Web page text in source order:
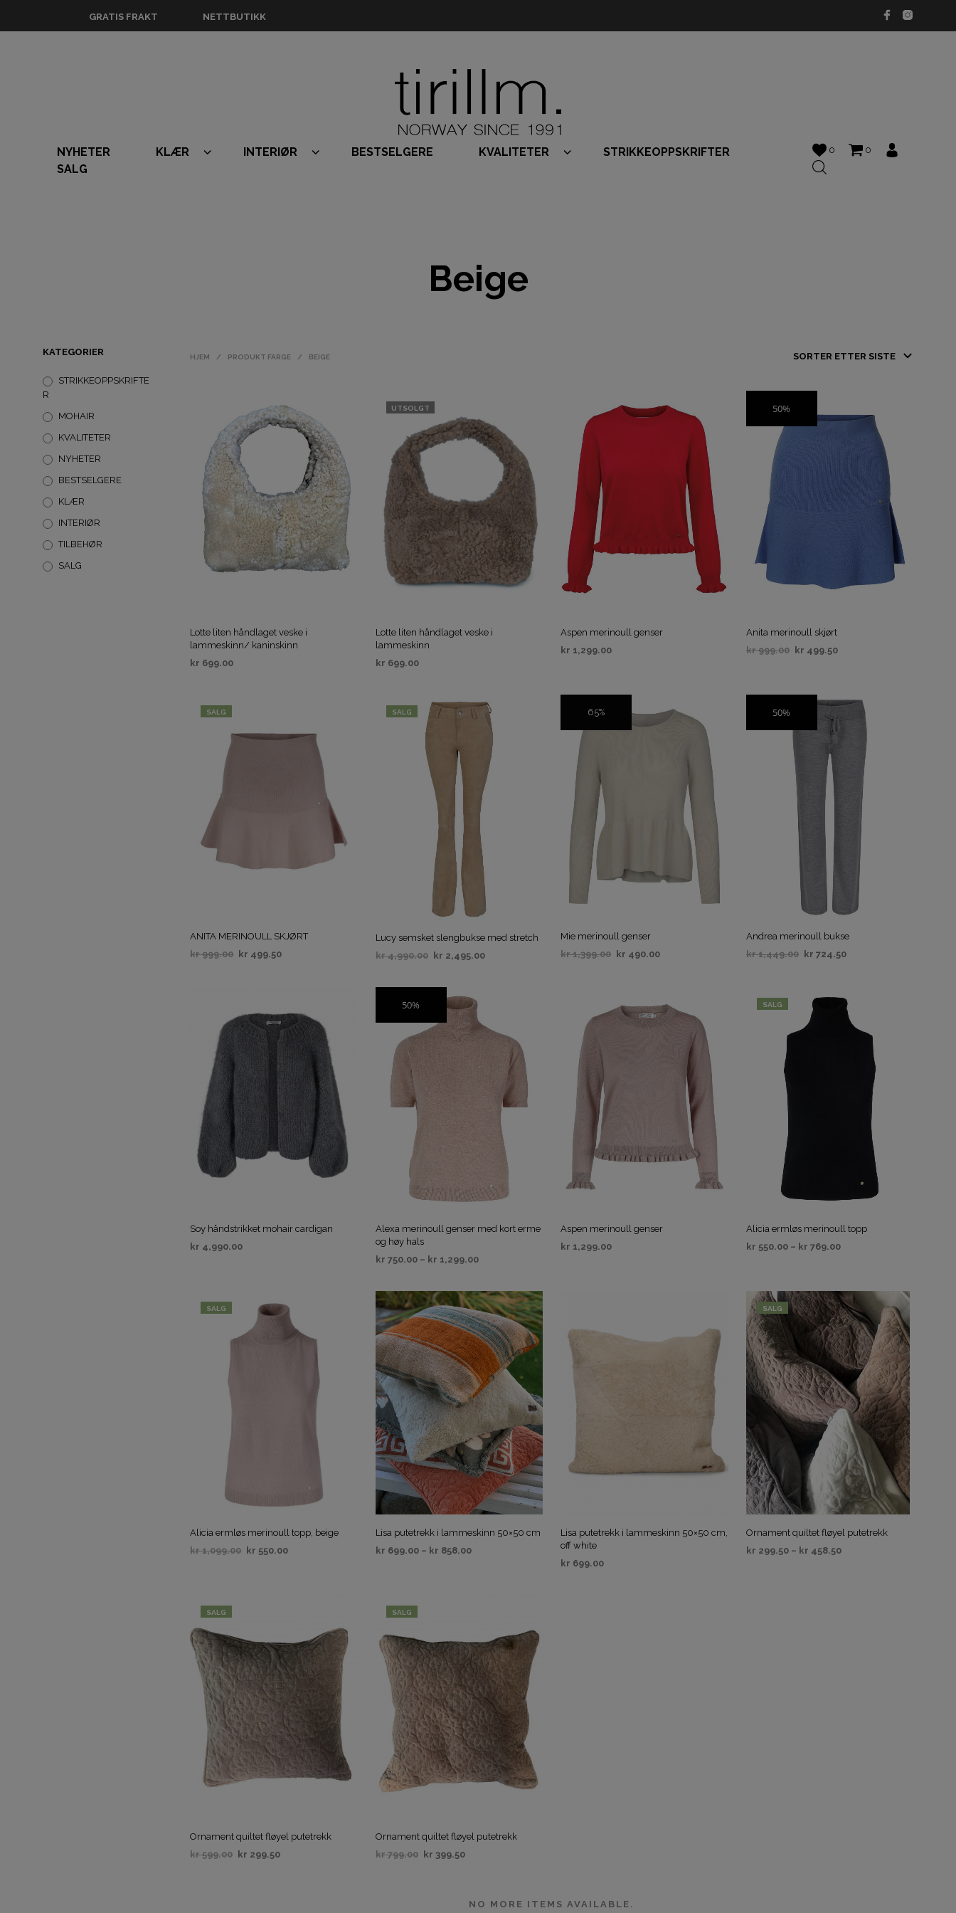
GRATIS FRAKT NETTBUTIKK
NYHETER KLÆR INTERIØR BESTSELGERE KVALITETER
STRIKKEOPPSKRIFTER
SALG
0 0
D
G
E
N
P
R
O
T
Beige
KATEGORIER
STRIKKEOPPSKRIFTE
R
MOHAIR
KVALITETER
NYHETER
BESTSELGERE
KLÆR
INTERIØR
TILBEHØR
SALG
HJEM / PRODUKT FARGE / BEIGE
Lotte liten håndlaget veske i
lammeskinn/ kaninskinn
kr 699.00
UTSOLGT
Lotte liten håndlaget veske i
lammeskinn
kr 699.00
Aspen merinoull genser
kr 1,299.00
50%
SALG
Anita merinoull skjørt
kr999.00 kr 499.50
SALG
ANITA MERINOULL SKJØRT
kr999.00 kr 499.50
SALG
Lucy semsket slengbukse med stretch
kr4,990.00 kr 2,495.00
65%
SALG
Mie merinoull genser
kr1,399.00 kr 490.00
50%
SALG
Andrea merinoull bukse
kr1,449.00 kr 724.50
Soy håndstrikket mohair cardigan
kr 4,990.00
50%
SALG
Alexa merinoull genser med kort erme
og høy hals
kr 750.00– kr 1,299.00
Aspen merinoull genser
kr 1,299.00
SALG
Alicia ermløs merinoull topp
kr 550.00– kr 769.00
SALG
Alicia ermløs merinoull topp, beige
kr1,099.00 kr 550.00
Lisa putetrekk i lammeskinn 50×50 cm
kr 699.00– kr 858.00
Lisa putetrekk i lammeskinn 50×50 cm,
off white
kr 699.00
SALG
Ornament quiltet fløyel putetrekk
kr 299.50– kr 458.50
SALG
Ornament quiltet fløyel putetrekk
kr599.00 kr 299.50
SALG
Ornament quiltet fløyel putetrekk
kr799.00 kr 399.50
NO MORE ITEMS AVAILABLE.